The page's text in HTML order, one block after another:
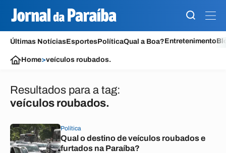
Últimas NotíciasEsportesPolíticaQual a Boa?Entretenimento
Home>veículos roubados.
Resultados para a tag:
veículos roubados.
Política
Qual o destino de veículos roubados e
furtados na Paraíba?